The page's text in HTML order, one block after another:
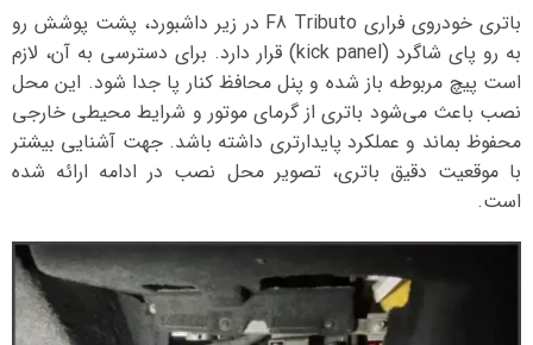
باتری خودروی فراری F8 Tributo در زیر داشبورد، پشت پوشش رو
به رو پای شاگرد (kick panel) قرار دارد. برای دسترسی به آن، لازم
است پیچ مربوطه باز شده و پنل محافظ کنار پا جدا شود. این محل
نصب باعث می‌شود باتری از گرمای موتور و شرایط محیطی خارجی
محفوظ بماند و عملکرد پایدارتری داشته باشد. جهت آشنایی بیشتر
با موقعیت دقیق باتری، تصویر محل نصب در ادامه ارائه شده
است.